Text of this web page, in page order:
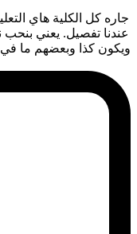
جاره كل الكلية هاي
عندنا تفصيل. يعني بنحب
ويكون كذا وبعضهم ما في